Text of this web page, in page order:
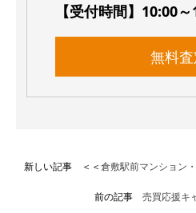
【受付時間】10:00
無料査
新しい記事 ＜＜倉敷駅前マンション
前の記事 売買応援キ